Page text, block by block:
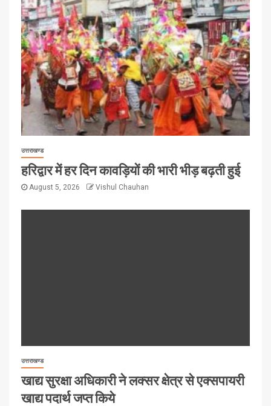
उत्तराखण्ड
हरिद्वार में हर दिन कावड़ियों की भारी भीड़ बढ़ती हुई
August 5, 2026 Vishul Chauhan
उत्तराखण्ड
खाद्य सुरक्षा अधिकारी ने लक्सर क्षेत्र से एक्सपायरी
खाद्य पदार्थ जप्त किये